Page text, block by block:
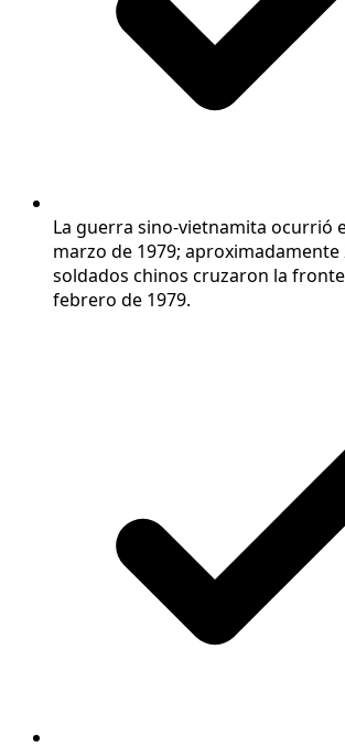
La guerra sino-vietnamita ocurrió
marzo de 1979; aproximadamente
soldados chinos cruzaron la
febrero de 1979.